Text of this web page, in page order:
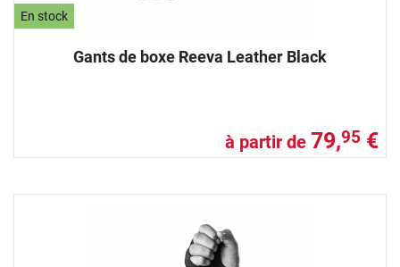
En stock
Gants de boxe Reeva Leather Black
à partir de 79,95 €